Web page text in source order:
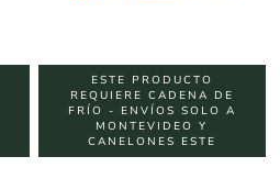
ESTE PRODUCTO
REQUIERE CADENA DE
FRÍO - ENVÍOS SOLO A
MONTEVIDEO Y
CANELONES ESTE